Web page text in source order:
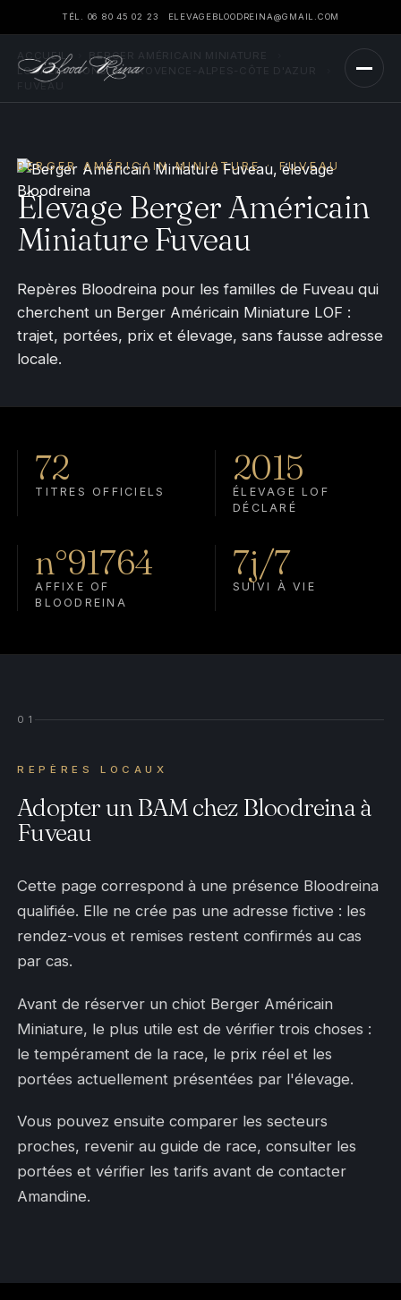
TÉL. 06 80 45 02 23 ELEVAGEBLOODREINA@GMAIL.COM
ACCUEIL BERGER AMÉRICAIN MINIATURE
LOCALISATIONS
› PROVENCE-ALPES-CÔTE D'AZUR
FUVEAU
BERGER AMÉRICAIN MINIATURE · FUVEAU
Élevage Berger Américain
Miniature Fuveau
Repères Bloodreina pour les familles de Fuveau qui
cherchent un Berger Américain Miniature LOF :
trajet, portées, prix et élevage, sans fausse adresse
locale.
72
TITRES OFFICIELS
2015
ÉLEVAGE LOF
DÉCLARÉ
n°91764
AFFIXE OF
BLOODREINA
7j/7
SUIVI À VIE
01
REPÈRES LOCAUX
Adopter un BAM chez Bloodreina à
Fuveau
Cette page correspond à une présence Bloodreina
qualifiée. Elle ne crée pas une adresse fictive : les
rendez-vous et remises restent confirmés au cas
par cas.
Avant de réserver un chiot Berger Américain
Miniature, le plus utile est de vérifier trois choses :
le tempérament de la race, le prix réel et les
portées actuellement présentées par l'élevage.
Vous pouvez ensuite comparer les secteurs
proches, revenir au guide de race, consulter les
portées et vérifier les tarifs avant de contacter
Amandine.